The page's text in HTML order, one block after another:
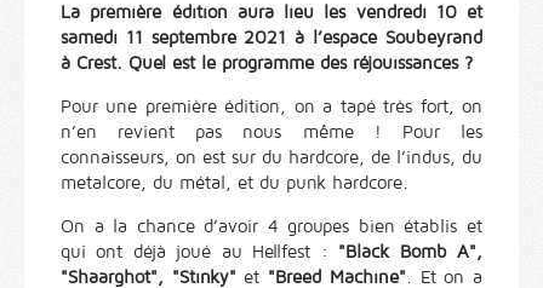
La première édition aura lieu les vendredi 10 et
samedi 11 septembre 2021 à l’espace Soubeyrand
à Crest. Quel est le programme des réjouissances ?
Pour une première édition, on a tapé très fort, on
n’en revient pas nous même ! Pour les
connaisseurs, on est sur du hardcore, de l’indus, du
metalcore, du métal, et du punk hardcore.
On a la chance d’avoir 4 groupes bien établis et
qui ont déjà joué au Hellfest : "Black Bomb A",
"Shaarghot", "Stinky" et "Breed Machine" . Et on a